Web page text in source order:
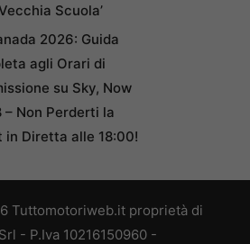
Scuola’
2026: Guida
agli Orari di
su Sky, Now
– Non Perderti la
in Diretta alle 18:00!
Tuttomotoriweb.it proprietà di
- P.Iva 10216150960 -